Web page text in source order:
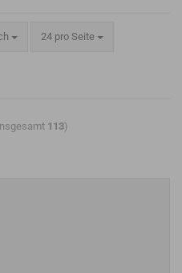
24 pro Seite
113)